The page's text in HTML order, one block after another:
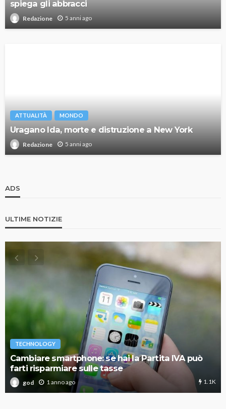
spiega gli abbracci
Redazione 5 anni ago
ATTUALITÀ MONDO
Uragano Ida, morte e distruzione a New York
Redazione 5 anni ago
ADS
ULTIME NOTIZIE
TECHNOLOGY
Cambiare smartphone: se hai la Partita IVA può
farti risparmiare sulle tasse
god 1 anno ago 1.1K